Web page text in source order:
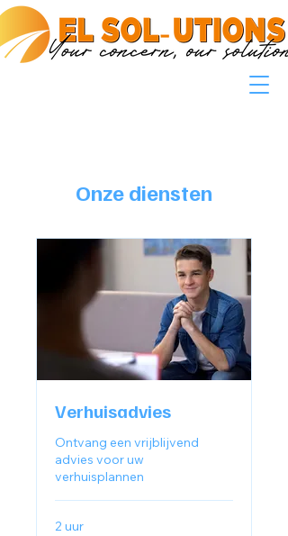
Onze diensten
Verhuisadvies
Ontvang een vrijblijvend
advies voor uw
verhuisplannen
2 uur